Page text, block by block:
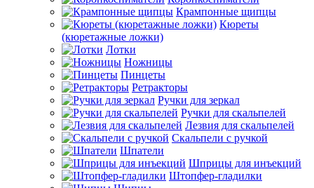
Крампонные щипцы
Кюреты
(кюретажные ложки)
Лотки
Ножницы
Пинцеты
Ретракторы
Ручки для зеркал
Ручки для скальпелей
Лезвия для скальпелей
Скальпели с ручкой
Шпатели
Шприцы для инъекций
Штопфер-гладилки